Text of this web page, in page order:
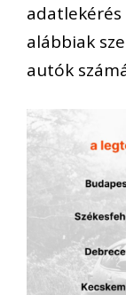
adatlekérés
alábbiak
autók